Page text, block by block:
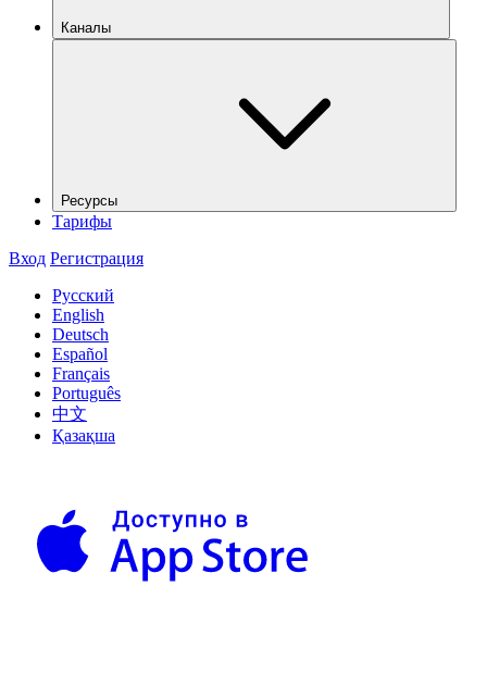
Каналы
Ресурсы
Тарифы
Вход Регистрация
Русский
English
Deutsch
Español
Français
Português
中文
Қазақша